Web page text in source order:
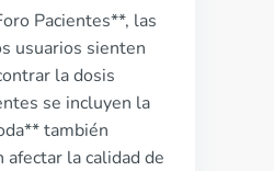
Pacientes**, las
usuarios sienten
la dosis
se incluyen la
también
la calidad de